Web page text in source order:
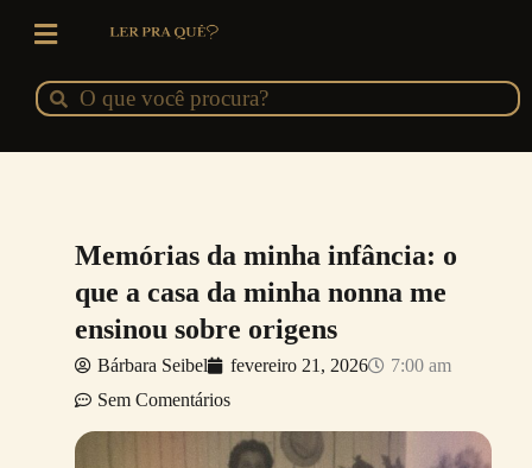
conteúdo
Pesquisar
Pesquisar
Memórias da minha infância: o
que a casa da minha nonna me
ensinou sobre origens
Bárbara Seibel fevereiro 21, 2026
7:00 am
Sem Comentários